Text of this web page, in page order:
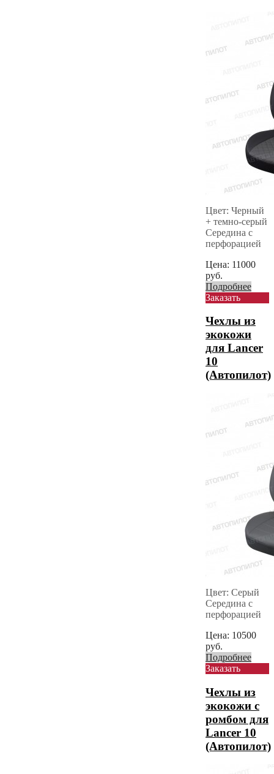
Цвет: Черный
+ темно-серый
Середина с
перфорацией
Цена: 11000
руб.
Подробнее
Заказать
Чехлы из
экокожи
для Lancer
10
(Автопилот)
Цвет: Серый
Середина с
перфорацией
Цена: 10500
руб.
Подробнее
Заказать
Чехлы из
экокожи с
ромбом для
Lancer 10
(Автопилот)